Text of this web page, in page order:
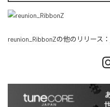
reunion_RibbonZの他のリリース：